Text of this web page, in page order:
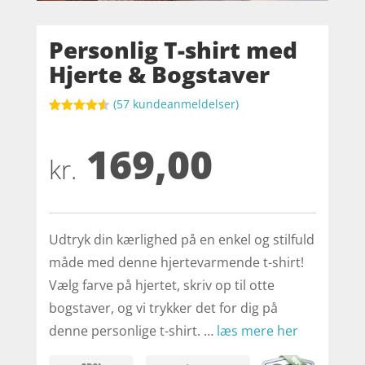
Personlig T-shirt med
Hjerte & Bogstaver
på
kundebedø
(57 kundeanmeldelser)
kr. 169,00
Udtryk din kærlighed på en enkel og stilfuld
måde med denne hjertevarmende t-shirt!
Vælg farve på hjertet, skriv op til otte
bogstaver, og vi trykker det for dig på
denne personlige t-shirt. … læs mere her